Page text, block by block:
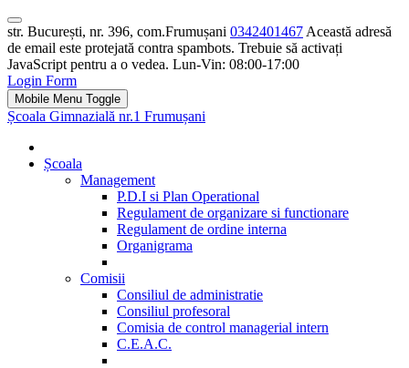
str. București, nr. 396, com.Frumușani 0342401467 Această adresă
de email este protejată contra spambots. Trebuie să activați
JavaScript pentru a o vedea. Lun-Vin: 08:00-17:00
Login Form
Mobile Menu Toggle
Școala Gimnazială nr.1 Frumușani
Școala
Management
P.D.I si Plan Operational
Regulament de organizare si functionare
Regulament de ordine interna
Organigrama
Comisii
Consiliul de administratie
Consiliul profesoral
Comisia de control managerial intern
C.E.A.C.